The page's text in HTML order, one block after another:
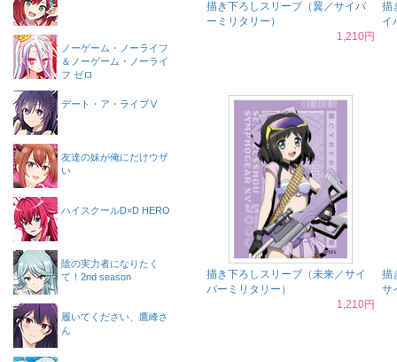
描き下ろしスリーブ（翼／サイバ
ーミリタリー）
1,210円
描
イ
描き下ろしスリーブ（未来／サイ
バーミリタリー）
1,210円
描
サ
ノーゲーム・ノーライフ
＆ノーゲーム・ノーライ
フ ゼロ
デート・ア・ライブⅤ
友達の妹が俺にだけウザ
い
ハイスクールD×D HERO
陰の実力者になりたく
て！2nd season
履いてください、鷹峰さ
ん